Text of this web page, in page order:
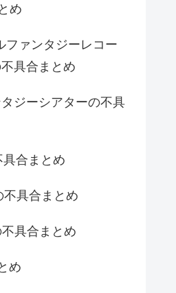
め
ファンタジーレコー
具合まとめ
ジーシアターの不具
合まとめ
不具合まとめ
具合まとめ
め